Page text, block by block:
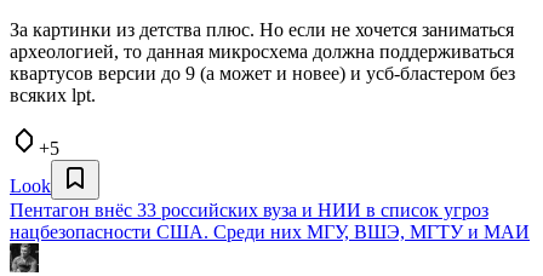
За картинки из детства плюс. Но если не хочется заниматься
археологией, то данная микросхема должна поддерживаться
квартусов версии до 9 (а может и новее) и усб-бластером без
всяких lpt.
+5
Look
Пентагон внёс 33 российских вуза и НИИ в список угроз
нацбезопасности США. Среди них МГУ, ВШЭ, МГТУ и МАИ